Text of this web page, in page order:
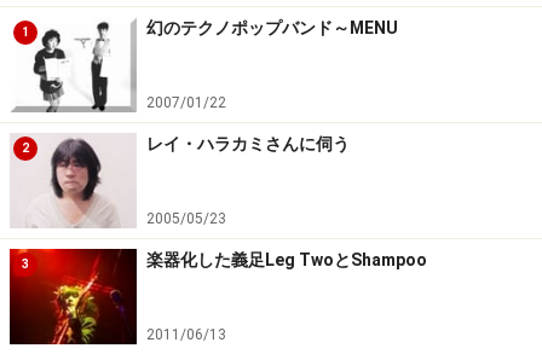
1 幻のテクノポップバンド～MENU
2007/01/22
2 レイ・ハラカミさんに伺う
2005/05/23
3 楽器化した義足Leg TwoとShampoo
2011/06/13